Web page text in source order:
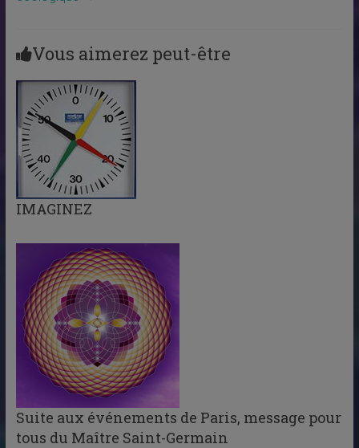
Vous aimerez peut-être
IMAGINEZ
Suite aux événements de Paris, message pour
tous du Maître Saint-Germain